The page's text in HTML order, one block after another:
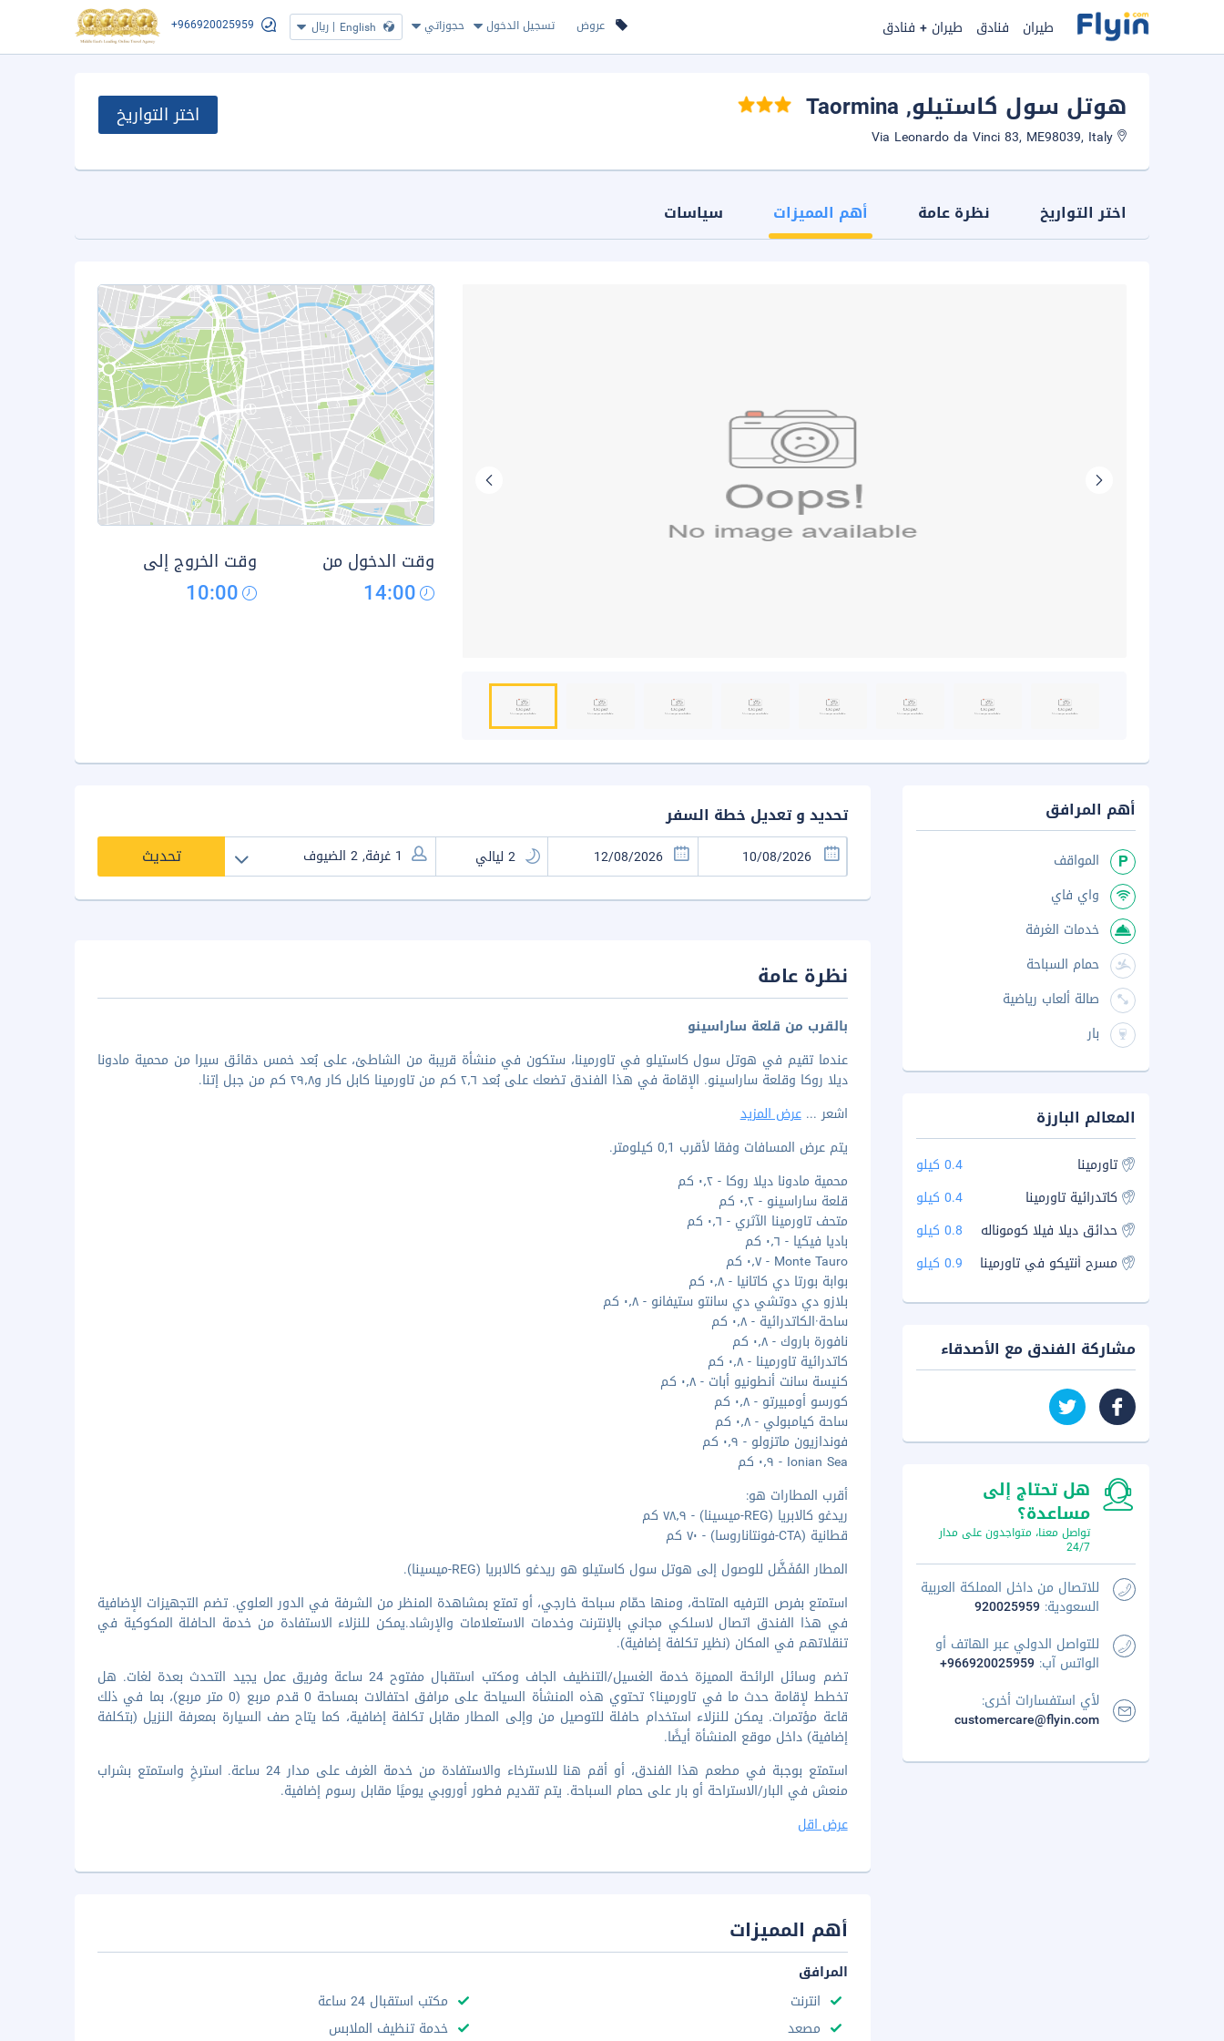
عروض تسجيل الدخول حجوزاتي English
| ريال +966920025959 طيران فنادق طيران + فنادق
هوتل سول كاستيلو, Taormina اختر التواريخ
اختر التواريخ نظرة عامة أهم المميزات سياسات
وقت الدخول من
14:00
وقت الخروج إلى
10:00
تحديد و تعديل خطة السفر
تحديث
نظرة عامة
بالقرب من قلعة ساراسينو
عندما تقيم في هوتل سول كاستيلو في تاورمينا، ستكون في منشأة قريبة من الشاطئ، على بُعد خمس دقائق سيرا من محمية مادونا
ديلا روكا وقلعة ساراسينو. الإقامة في هذا الفندق تضعك على بُعد ٢٫٦ كم من تاورمينا كابل كار و٢٩٫٨ كم من جبل إتنا.
اشعر...عرض المزيد
يتم عرض المسافات وفقا لأقرب 0,1 كيلومتر.
محمية مادونا ديلا روكا - ٠٫٢ كم
قلعة ساراسينو - ٠٫٢ كم
متحف تاورمينا الآثري - ٠٫٦ كم
باديا فيكيا - ٠٫٦ كم
Monte Tauro - ٠٫٧ كم
بوابة بورتا دي كاتانيا - ٠٫٨ كم
بلازو دي دوتشي دي سانتو ستيفانو - ٠٫٨ كم
ساحة·الكاتدرائية - ٠٫٨ كم
نافورة باروك - ٠٫٨ كم
كاتدرائية تاورمينا - ٠٫٨ كم
كنيسة سانت أنطونيو أبات - ٠٫٨ كم
كورسو أومبيرتو - ٠٫٨ كم
ساحة كيامبولي - ٠٫٨ كم
فوندازيون ماتزولو - ٠٫٩ كم
Ionian Sea - ٠٫٩ كم
أقرب المطارات هو:
قطانية (CTA-فونتاناروسا) - ٧٠ كم
المطار المُفَضَّل للوصول إلى هوتل سول كاستيلو هو ‏‫ريدغو كالابريا (REG-ميسينا).
استمتع بفرص الترفيه المتاحة، ومنها حمّام سباحة خارجي، أو تمتع بمشاهدة المنظر من الشرفة في الدور العلوي. تضم التجهيزات الإضافية
في هذا الفندق اتصال لاسلكي مجاني بالإنترنت وخدمات الاستعلامات والإرشاد.يمكن للنزلاء الاستفادة من خدمة الحافلة المكوكية في
تنقلاتهم في المكان (نظير تكلفة إضافية).
تضم وسائل الرائحة المميزة خدمة الغسيل/التنظيف الجاف ومكتب استقبال مفتوح 24 ساعة وفريق عمل يجيد التحدث بعدة لغات. هل
تخطط لإقامة حدث ما في تاورمينا؟ تحتوي هذه المنشأة السياحة على مرافق احتفالات بمساحة 0 قدم مربع (0 متر مربع)، بما في ذلك
قاعة مؤتمرات. يمكن للنزلاء استخدام حافلة للتوصيل من وإلى المطار مقابل تكلفة إضافية، كما يتاح صف السيارة بمعرفة النزيل (بتكلفة
إضافية) داخل موقع المنشأة أيضًا.
استمتع بوجبة في مطعم هذا الفندق، أو أقم هنا للاسترخاء والاستفادة من خدمة الغرف على مدار 24 ساعة. استرخِ واستمتع بشراب
منعش في البار/الاستراحة أو بار على حمام السباحة. يتم تقديم فطور أوروبي يوميًا مقابل رسوم إضافية.
عرض اقل
أهم المميزات
المرافق
انترنت
مكتب استقبال 24 ساعة
مصعد
خدمة تنظيف الملابس
أهم المرافق
المواقف
واي فاي
خدمات الغرفة
حمام السباحة
صالة ألعاب رياضية
بار
المعالم البارزة
تاورمينا
0.4 كيلو
كاتدرائية تاورمينا
0.4 كيلو
حدائق ديلا فيلا كوموناله
0.8 كيلو
مسرح أنتيكو في تاورمينا
0.9 كيلو
مشاركة الفندق مع الأصدقاء
هل تحتاج إلى
مساعدة؟
تواصل معنا، متواجدون على مدار
24/7
للاتصال من داخل المملكة العربية
السعودية: 920025959
للتواصل الدولي عبر الهاتف أو
الواتس آب: +966920025959
لأي استفسارات أخرى:
customercare@flyin.com